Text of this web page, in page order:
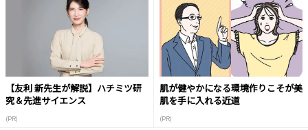
【友利 新先生が解説】ハチミツ研
究＆先進サイエンス
(PR)
肌が健やかになる環境作りこそが美
肌を手に入れる近道
(PR)